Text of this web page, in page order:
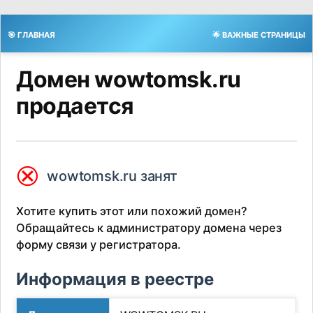
🎯 ГЛАВНАЯ 🌟 ВАЖНЫЕ СТРАНИЦЫ
Домен wowtomsk.ru
продается
⮿ wowtomsk.ru занят
Хотите купить этот или похожий домен?
Обращайтесь к администратору домена через
форму связи у регистратора.
Информация в реестре